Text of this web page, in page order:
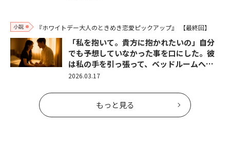
小説 『ホワイトデー大人のときめき恋愛ピックアップ』 【最終回】
「私を抱いて。貴方に抱かれたいの」自分
でも予想していなかった事を口にした。彼
は私の手を引っ張って、ベッドルームへ…
2026.03.17
もっと見る